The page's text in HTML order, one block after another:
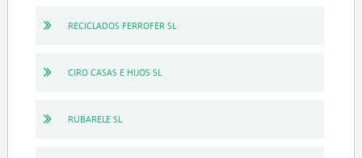
RECICLADOS FERROFER SL
CIRO CASAS E HIJOS SL
RUBARELE SL